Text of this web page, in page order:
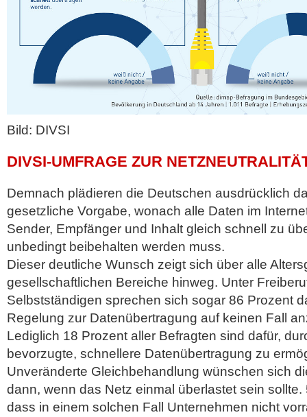
Bild: DIVSI
DIVSI-UMFRAGE ZUR
Demnach plädieren die Deutschen ausdrücklich
gesetzliche Vorgabe, wonach alle Daten im
Sender, Empfänger und Inhalt gleich schnell zu
unbedingt beibehalten werden muss.
Dieser deutliche Wunsch zeigt sich über alle
gesellschaftlichen Bereiche hinweg. Unter
Selbstständigen sprechen sich sogar 86 Prozent
Regelung zur Datenübertragung auf keinen Fall
Lediglich 18 Prozent aller Befragten sind dafür,
bevorzugte, schnellere Datenübertragung zu
Unveränderte Gleichbehandlung wünschen sich
dann, wenn das Netz einmal überlastet sein
dass in einem solchen Fall Unternehmen nicht